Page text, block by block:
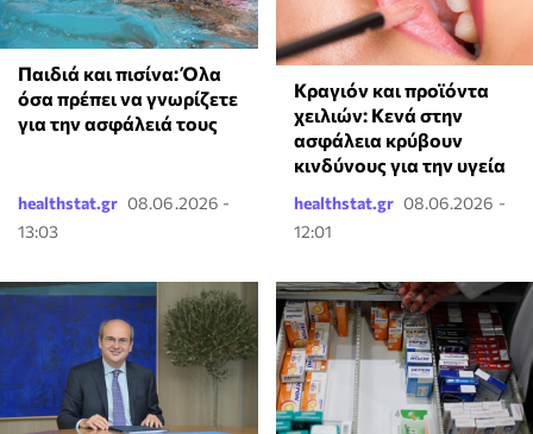
Παιδιά και πισίνα: Όλα
όσα πρέπει να γνωρίζετε
για την ασφάλειά τους
healthstat.gr 08.06.2026 -
13:03
Κραγιόν και προϊόντα
χειλιών: Κενά στην
ασφάλεια κρύβουν
κινδύνους για την υγεία
healthstat.gr 08.06.2026 -
12:01